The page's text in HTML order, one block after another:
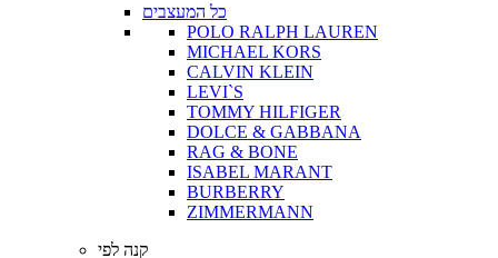
כל המעצבים
POLO RALPH LAUREN
MICHAEL KORS
CALVIN KLEIN
LEVI`S
TOMMY HILFIGER
DOLCE & GABBANA
RAG & BONE
ISABEL MARANT
BURBERRY
ZIMMERMANN
קנה לפי